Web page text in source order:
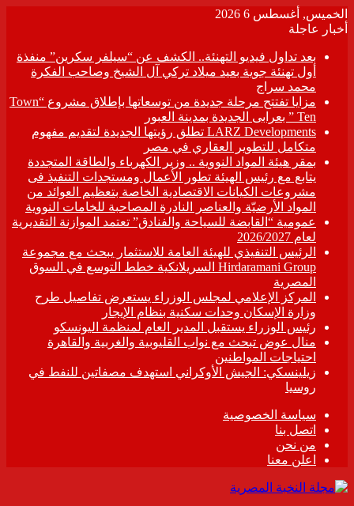
الخميس, أغسطس 6 2026
أخبار عاجلة
بعد تداول فيديو التهنئة.. الكشف عن “سيلفر سكرين” منفذة
أول تهنئة جوية بعيد ميلاد تركي آل الشيخ وصاحب الفكرة
محمد سراج
مزايا تفتتح مرحلة جديدة من توسعاتها بإطلاق مشروع “Town
Ten ” بعرابى الجديدة بمدينة العبور
LARZ Developments تطلق رؤيتها الجديدة لتقديم مفهوم
متكامل للتطوير العقاري في مصر
بمقر هيئة المواد النووية .. وزير الكهرباء والطاقة المتجددة
يتابع مع رئيس الهيئة تطور الأعمال ومستجدات التنفيذ فى
مشروعات الكيانات الاقتصادية الخاصة بتعظيم العوائد من
المواد الأرضيّة والعناصر النادرة المصاحبة للخامات النووية
عمومية “القابضة للسياحة والفنادق” تعتمد الموازنة التقديرية
لعام 2026/2027
الرئيس التنفيذي للهيئة العامة للاستثمار يبحث مع مجموعة
Hirdaramani Group السريلانكية خطط التوسع في السوق
المصرية
المركز الإعلامي لمجلس الوزراء يستعرض تفاصيل طرح
وزارة الإسكان وحدات سكنية بنظام الإيجار
رئيس الوزراء يستقبل المدير العام لمنظمة اليونسكو
منال عوض تبحث مع نواب القليوبية والغربية والقاهرة
احتياجات المواطنين
زيلينسكي: الجيش الأوكراني استهدف مصفاتين للنفط في
روسيا
سياسة الخصوصية
اتصل بنا
من نحن
اعلن معنا